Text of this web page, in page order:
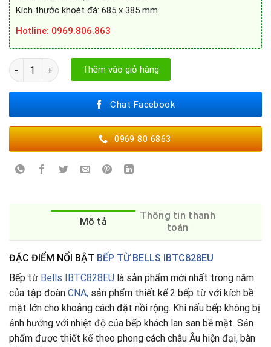
Kích thước khoét đá: 685 x 385 mm
Hotline: 0969.806.863
Bếp từ Bells IBTC828EU số lượng
Thêm vào giỏ hàng
Chat Facebook
0969 80 6863
Mô tả
Thông tin thanh
toán
ĐẶC ĐIỂM NỔI BẬT BẾP TỪ BELLS IBTC828EU
Bếp từ Bells IBTC828EU là sản phẩm mới nhất trong năm
của tập đoàn CNA, sản phẩm thiết kế 2 bếp từ với kích bề
mặt lớn cho khoảng cách đặt nồi rộng. Khi nấu bếp không bị
ảnh hưởng với nhiệt độ của bếp khách lan san bề mặt. Sản
phẩm được thiết kế theo phong cách châu Âu hiện đại, bàn